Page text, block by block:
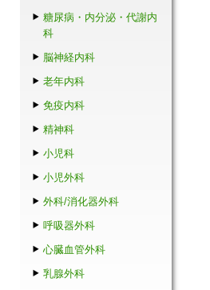
糖尿病・内分泌・代謝内
科
脳神経内科
老年内科
免疫内科
精神科
小児科
小児外科
外科/消化器外科
呼吸器外科
心臓血管外科
乳腺外科